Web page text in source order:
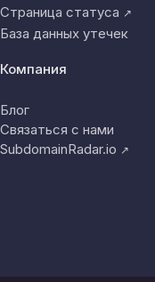
Страница статуса ↗
База данных утечек
Компания
Блог
Связаться с нами
SubdomainRadar.io ↗